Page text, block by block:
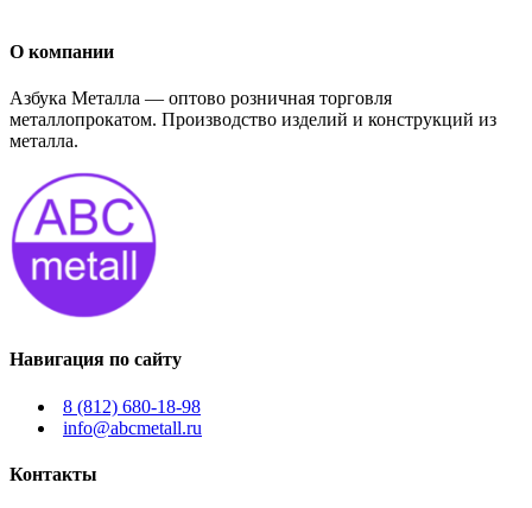
О компании
Азбука Металла — оптово розничная торговля
металлопрокатом. Производство изделий и конструкций из
металла.
Навигация по сайту
8 (812) 680-18-98
info@abcmetall.ru
Контакты